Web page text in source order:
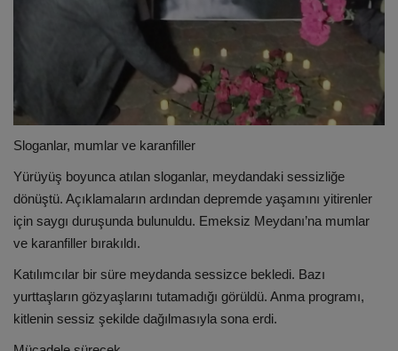
Sloganlar, mumlar ve karanfiller
Yürüyüş boyunca atılan sloganlar, meydandaki sessizliğe
dönüştü. Açıklamaların ardından depremde yaşamını yitirenler
için saygı duruşunda bulunuldu. Emeksiz Meydanı’na mumlar
ve karanfiller bırakıldı.
Katılımcılar bir süre meydanda sessizce bekledi. Bazı
yurttaşların gözyaşlarını tutamadığı görüldü. Anma programı,
kitlenin sessiz şekilde dağılmasıyla sona erdi.